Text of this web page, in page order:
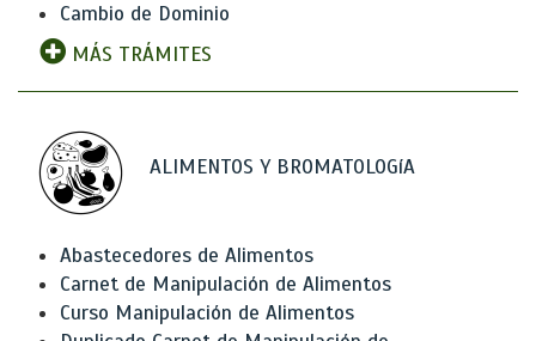
Cambio de Dominio
MÁS TRÁMITES
ALIMENTOS Y BROMATOLOGíA
Abastecedores de Alimentos
Carnet de Manipulación de Alimentos
Curso Manipulación de Alimentos